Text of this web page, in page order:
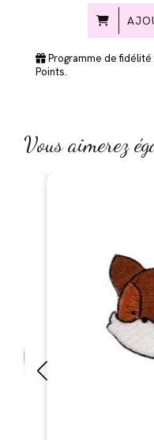
Programme de
Points.
Vous aimerez